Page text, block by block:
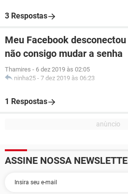
3 Respostas
Meu Facebook
não consigo mudar a senha
Thamires - 6 dez 2019 às 02:05
ninha25 - 7 dez 2019 às 06:23
1 Respostas
ASSINE NOSSA